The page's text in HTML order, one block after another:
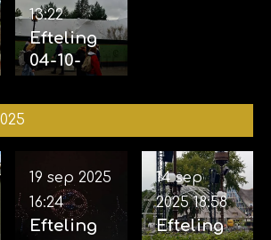
Efteling
04-10-
13:22
Efteling
19 sep 2025
16:24
Efteling
14 sep
2025 18:58